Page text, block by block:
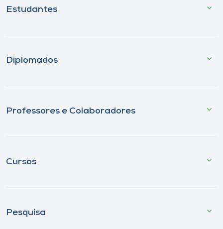
Estudantes
Diplomados
Professores e Colaboradores
Cursos
Pesquisa